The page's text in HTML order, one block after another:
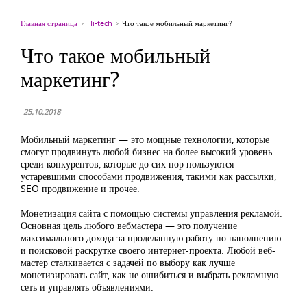
Главная страница Hi-tech Что такое мобильный маркетинг?
Что такое мобильный
маркетинг?
25.10.2018
Мобильный маркетинг — это мощные технологии, которые
смогут продвинуть любой бизнес на более высокий уровень
среди конкурентов, которые до сих пор пользуются
устаревшими способами продвижения, такими как рассылки,
SEO продвижение и прочее.
Монетизация сайта с помощью системы управления рекламой.
Основная цель любого вебмастера — это получение
максимального дохода за проделанную работу по наполнению
и поисковой раскрутке своего интернет-проекта. Любой веб-
мастер сталкивается с задачей по выбору как лучше
монетизировать сайт, как не ошибиться и выбрать рекламную
сеть и управлять объявлениями.